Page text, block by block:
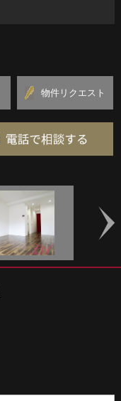
物件リクエスト